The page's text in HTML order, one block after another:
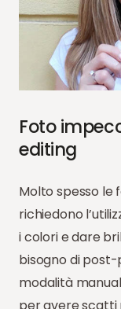
Foto
editing
Molto spesso
richiedono
i colori e dare
bisogno di
modalità